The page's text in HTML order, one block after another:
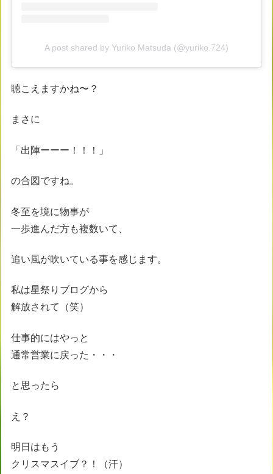
A post shared by Yuriko Matsuda (@yuriko.724)
聴こえますかね〜？
まさに
「出陣ーーー！！！」
の合図ですね。
冬至を境に物事が
一歩進んだ方も複数いて、
追い風が吹いている事を感じます。
私は星祭りブログから
解放されて（笑）
仕事的にはやっと
通常営業に戻った・・・
と思ったら
え？
明日はもう
クリスマスイブ？！（汗）